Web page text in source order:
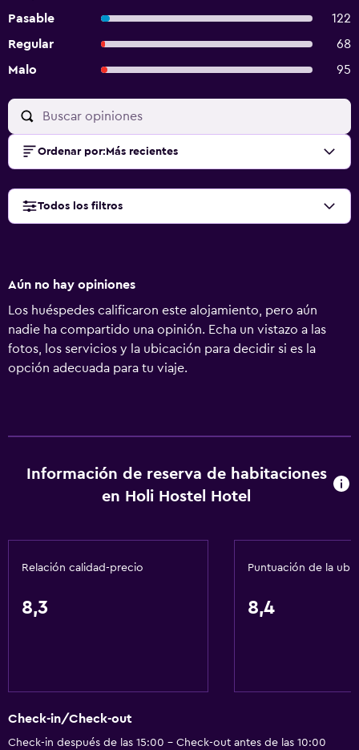
Pasable
122
Regular
68
Malo
95
Ordenar por: Más recientes
Todos los filtros
Aún no hay opiniones
Los huéspedes calificaron este alojamiento, pero aún
nadie ha compartido una opinión. Echa un vistazo a las
fotos, los servicios y la ubicación para decidir si es la
opción adecuada para tu viaje.
Información de reserva de habitaciones
en Holi Hostel Hotel
Relación calidad-precio
8,3
Puntuación de la
8,4
Check-in/Check-out
Check-in después de las 15:00 - Check-out antes de las 10:00